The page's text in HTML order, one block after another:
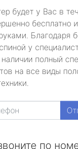
будет у Вас в
бесплатно
Благодаря
у
полный
на все виды
по